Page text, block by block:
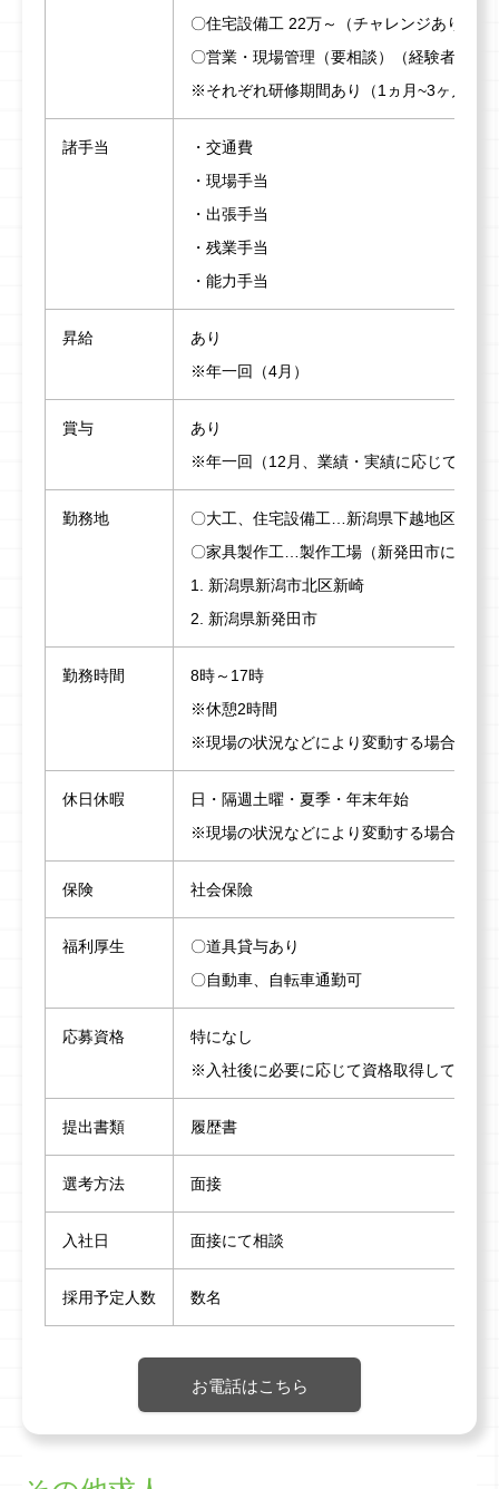
〇住宅設備工 22万～（チャレンジあり）
〇営業・現場管理（要相談）（経験者は前
※それぞれ研修期間あり（1ヵ月~3ヶ月）
諸手当
・交通費
・現場手当
・出張手当
・残業手当
・能力手当
昇給
あり
※年一回（4月）
賞与
あり
※年一回（12月、業績・実績に応じて）
勤務地
〇大工、住宅設備工…新潟県下越地区各所
〇家具製作工…製作工場（新発田市に建造
1. 新潟県新潟市北区新崎
2. 新潟県新発田市
勤務時間
8時～17時
※休憩2時間
※現場の状況などにより変動する場合があ
休日休暇
日・隔週土曜・夏季・年末年始
※現場の状況などにより変動する場合があ
保険 社会保險
福利厚生
〇道具貸与あり
〇自動車、自転車通勤可
応募資格
特になし
※入社後に必要に応じて資格取得して頂け
提出書類 履歴書
選考方法 面接
入社日 面接にて相談
採用予定人数 数名
お電話はこちら